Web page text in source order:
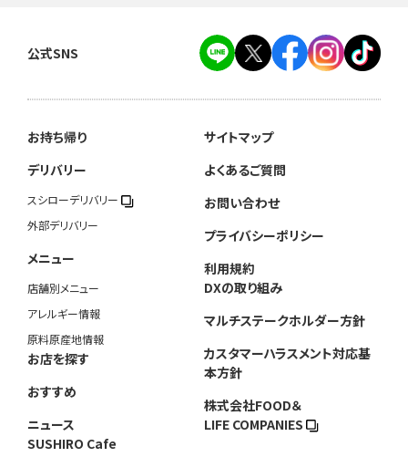
公式SNS
お持ち帰り
デリバリー
スシローデリバリー
外部デリバリー
メニュー
店舗別メニュー
アレルギー情報
原料原産地情報
お店を探す
おすすめ
ニュース
SUSHIRO Cafe
サイトマップ
よくあるご質問
お問い合わせ
プライバシーポリシー
利用規約
DXの取り組み
マルチステークホルダー方針
カスタマーハラスメント対応基
本方針
株式会社FOOD＆
LIFE COMPANIES